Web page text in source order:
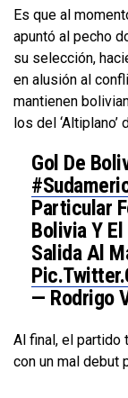
Es que al
apuntó al pecho
su selección,
en alusión al
mantienen
los del
Gol De
Particular
Bolivia Y
Salida Al
— Rodrigo
Al final, el partido
con un mal debut